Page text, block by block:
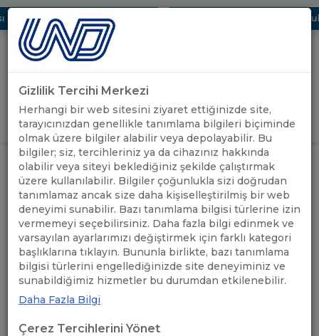
UBAK Bölümü Hakkında UND, Yunanistan Vize
Uluslararası Nakliyeciler Derneği
GİRİŞ YAP
ANASAYFA /
ÖNEMLİ
DUYURULAR
/
LOGİSTİKA EXPO 2026:
ULUSLARARASI LOJİSTİK VE
TAŞIMACILIK FUARI (MOSKOVA)
LOGİSTİKA EXPO 2026:
ULUSLARARASI LOJİSTİK VE
TAŞIMACILIK FUARI
(MOSKOVA)
Gizlilik Tercihi Merkezi
Herhangi bir web sitesini ziyaret ettiğinizde site,
tarayıcınızdan genellikle tanımlama bilgileri biçiminde
olmak üzere bilgiler alabilir veya depolayabilir. Bu
bilgiler; siz, tercihleriniz ya da cihazınız hakkında
olabilir veya siteyi beklediğiniz şekilde çalıştırmak
üzere kullanılabilir. Bilgiler çoğunlukla sizi doğrudan
tanımlamaz ancak size daha kişiselleştirilmiş bir web
deneyimi sunabilir. Bazı tanımlama bilgisi türlerine izin
vermemeyi seçebilirsiniz. Daha fazla bilgi edinmek ve
varsayılan ayarlarımızı değiştirmek için farklı kategori
başlıklarına tıklayın. Bununla birlikte, bazı tanımlama
bilgisi türlerini engellediğinizde site deneyiminiz ve
sunabildiğimiz hizmetler bu durumdan etkilenebilir.
Daha Fazla Bilgi
Çerez Tercihlerini Yönet